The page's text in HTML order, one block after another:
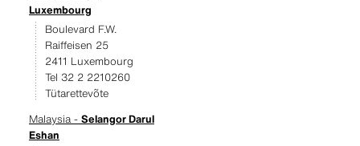
Luxembourg
Boulevard F.W.
Raiffeisen 25
2411 Luxembourg
Tel 32 2 2210260
Tütarettevõte
Malaysia - Selangor Darul
Eshan